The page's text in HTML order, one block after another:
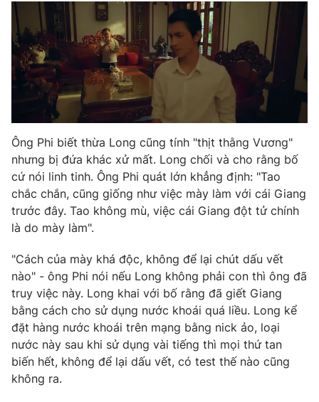
Ông Phi biết thừa Long cũng tính "thịt thằng Vương"
nhưng bị đứa khác xử mất. Long chối và cho rằng bố
cứ nói linh tinh. Ông Phi quát lớn khẳng định: "Tao
chắc chắn, cũng giống như việc mày làm với cái Giang
trước đây. Tao không mù, việc cái Giang đột tử chính
là do mày làm".
"Cách của mày khá độc, không để lại chút dấu vết
nào" - ông Phi nói nếu Long không phải con thì ông đã
truy việc này. Long khai với bố rằng đã giết Giang
bằng cách cho sử dụng nước khoái quá liều. Long kể
đặt hàng nước khoái trên mạng bằng nick ảo, loại
nước này sau khi sử dụng vài tiếng thì mọi thứ tan
biến hết, không để lại dấu vết, có test thế nào cũng
không ra.